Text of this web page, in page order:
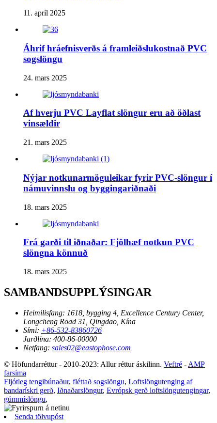
11. apríl 2025
Áhrif hráefnisverðs á framleiðslukostnað PVC
sogslöngu
24. mars 2025
Af hverju PVC Layflat slöngur eru að öðlast
vinsældir
21. mars 2025
Nýjar notkunarmöguleikar fyrir PVC-slöngur í
námuvinnslu og byggingariðnaði
18. mars 2025
Frá garði til iðnaðar: Fjölhæf notkun PVC
slöngna könnuð
18. mars 2025
SAMBANDSUPPLÝSINGAR
Heimilisfang: 1618, bygging 4, Excellence Century Center,
Longcheng Road 31, Qingdao, Kína
Sími: +86-532-83860726
Jarðlína: 400-86-00000
Netfang: sales02@eastophose.com
© Höfundarréttur - 2010-2023: Allur réttur áskilinn. Veftré - AMP
farsíma
Fljótleg tengibúnaður, fléttað sogslöngu, Loftslöngutenging af
bandarískri gerð, Iðnaðarslöngur, Evrópsk gerð loftslöngutengingar,
gúmmíslöngu,
Senda tölvupóst